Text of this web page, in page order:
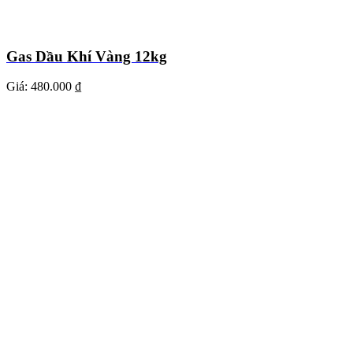
Gas Dầu Khí Vàng 12kg
Giá: 480.000 ₫